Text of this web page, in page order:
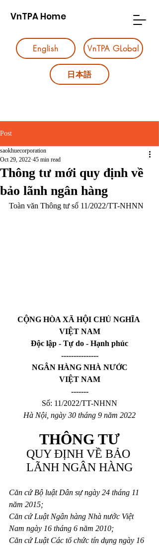
VnTPA Home
English VnTPA GLobal
日本語
Post
Thông tư mới quy định về
bảo lãnh ngân hàng
saokhuecorporation
Oct 29, 2022 45 min read
Toàn văn Thông tư số 11/2022/TT-NHNN
CỘNG HÒA XÃ HỘI CHỦ NGHĨA
VIỆT NAM
Độc lập - Tự do - Hạnh phúc
---------------
NGÂN HÀNG NHÀ NƯỚC
VIỆT NAM
-------
Số: 11/2022/TT-NHNN
Hà Nội, ngày 30 tháng 9 năm 2022
THÔNG TƯ
QUY ĐỊNH VỀ BẢO
LÃNH NGÂN HÀNG
Căn cứ Bộ luật Dân sự ngày 24 tháng 11
năm 2015;
Căn cứ Luật Ngân hàng Nhà nước Việt
Nam ngày 16 tháng 6 năm 2010;
Căn cứ Luật Các tổ chức tín dụng ngày 16